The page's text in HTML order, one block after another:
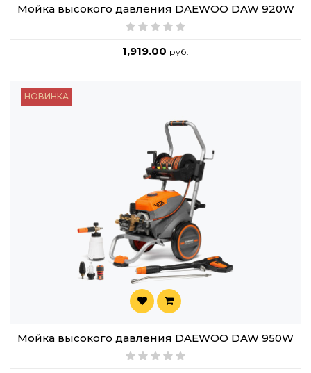
Мойка высокого давления DAEWOO DAW 920W
1,919.00 руб.
НОВИНКА
Мойка высокого давления DAEWOO DAW 950W